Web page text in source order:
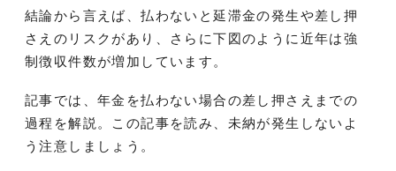
結論から言えば、払わないと延滞金の発生や差し押
さえのリスクがあり、さらに下図のように近年は強
制徴収件数が増加しています。
記事では、年金を払わない場合の差し押さえまでの
過程を解説。この記事を読み、未納が発生しないよ
う注意しましょう。